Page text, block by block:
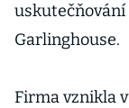
uskutečňování
Garlinghouse.
Firma vznikla